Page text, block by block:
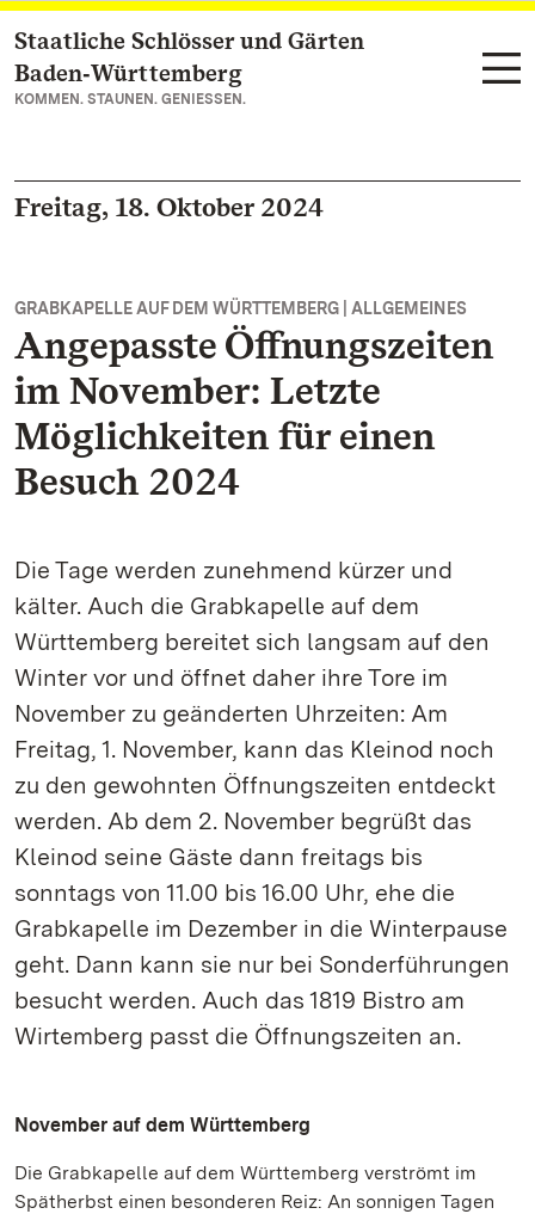
Zum Hauptinhalt springen
Staatliche Schlösser und Gärten
Baden‑Württemberg
KOMMEN. STAUNEN. GENIESSEN.
Freitag, 18. Oktober 2024
GRABKAPELLE AUF DEM WÜRTTEMBERG | ALLGEMEINES
Angepasste Öffnungszeiten
im November: Letzte
Möglichkeiten für einen
Besuch 2024
Die Tage werden zunehmend kürzer und
kälter. Auch die Grabkapelle auf dem
Württemberg bereitet sich langsam auf den
Winter vor und öffnet daher ihre Tore im
November zu geänderten Uhrzeiten: Am
Freitag, 1. November, kann das Kleinod noch
zu den gewohnten Öffnungszeiten entdeckt
werden. Ab dem 2. November begrüßt das
Kleinod seine Gäste dann freitags bis
sonntags von 11.00 bis 16.00 Uhr, ehe die
Grabkapelle im Dezember in die Winterpause
geht. Dann kann sie nur bei Sonderführungen
besucht werden. Auch das 1819 Bistro am
Wirtemberg passt die Öffnungszeiten an.
November auf dem Württemberg
Die Grabkapelle auf dem Württemberg verströmt im
Spätherbst einen besonderen Reiz: An sonnigen Tagen